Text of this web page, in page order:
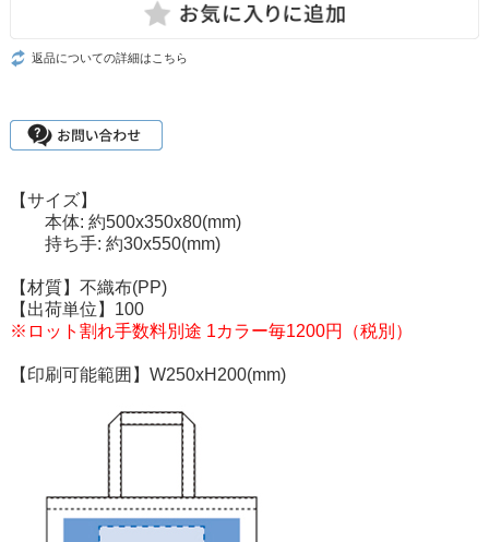
返品についての詳細はこちら
【サイズ】
本体: 約500x350x80(mm)
持ち手: 約30x550(mm)
【材質】不織布(PP)
【出荷単位】100
※ロット割れ手数料別途 1カラー毎1200円（税別）
【印刷可能範囲】W250xH200(mm)